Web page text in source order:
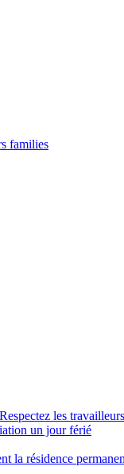
families
les
un jour férié
la résidence